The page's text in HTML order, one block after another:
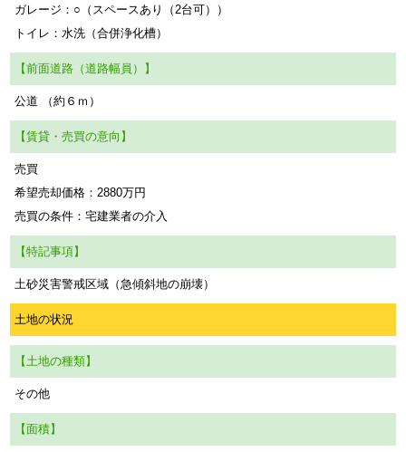
ガレージ：○（スペースあり（2台可））
トイレ：水洗（合併浄化槽）
【前面道路（道路幅員）】
公道 （約６ｍ）
【賃貸・売買の意向】
売買
希望売却価格：2880万円
売買の条件：宅建業者の介入
【特記事項】
土砂災害警戒区域（急傾斜地の崩壊）
土地の状況
【土地の種類】
その他
【面積】